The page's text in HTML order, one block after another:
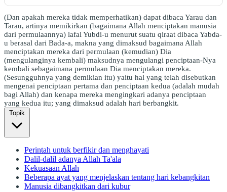
(Dan apakah mereka tidak memperhatikan) dapat dibaca Yarau dan
Tarau, artinya memikirkan (bagaimana Allah menciptakan manusia
dari permulaannya) lafal Yubdi-u menurut suatu qiraat dibaca Yabda-
u berasal dari Bada-a, makna yang dimaksud bagaimana Allah
menciptakan mereka dari permulaan (kemudian) Dia
(mengulanginya kembali) maksudnya mengulangi penciptaan-Nya
kembali sebagaimana permulaan Dia menciptakan mereka.
(Sesungguhnya yang demikian itu) yaitu hal yang telah disebutkan
mengenai penciptaan pertama dan penciptaan kedua (adalah mudah
bagi Allah) dan kenapa mereka mengingkari adanya penciptaan
yang kedua itu; yang dimaksud adalah hari berbangkit.
Topik
Perintah untuk berfikir dan menghayati
Dalil-dalil adanya Allah Ta'ala
Kekuasaan Allah
Beberapa ayat yang menjelaskan tentang hari kebangkitan
Manusia dibangkitkan dari kubur